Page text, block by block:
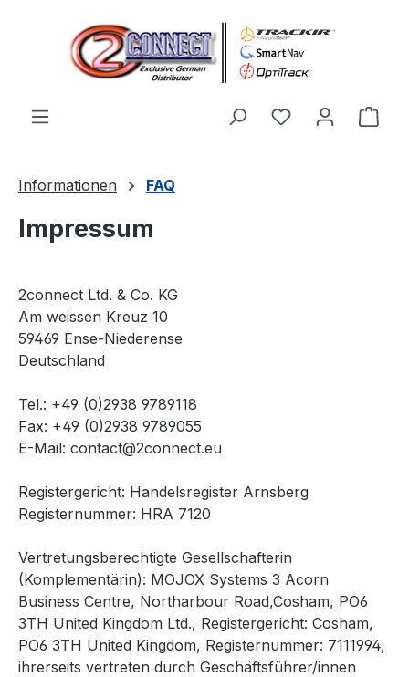
Skip to main content
You have 0
Informationen FAQ
Impressum
2connect Ltd. & Co. KG
Am weissen Kreuz 10
59469 Ense-Niederense
Deutschland
Tel.: +49 (0)2938 9789118
Fax: +49 (0)2938 9789055
E-Mail: contact@2connect.eu
Registergericht: Handelsregister Arnsberg
Registernummer: HRA 7120
Vertretungsberechtigte Gesellschafterin
(Komplementärin): MOJOX Systems 3 Acorn
Business Centre, Northarbour Road,Cosham, PO6
3TH United Kingdom Ltd., Registergericht: Cosham,
PO6 3TH United Kingdom, Registernummer: 7111994,
ihrerseits vertreten durch Geschäftsführer/innen